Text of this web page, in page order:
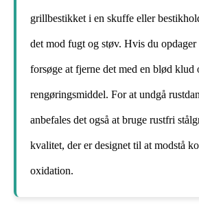
grillbestikket i en skuffe eller
det mod fugt og støv. Hvis du opdager
forsøge at fjerne det med en blød klud
rengøringsmiddel. For at undgå
anbefales det også at bruge rustfri
kvalitet, der er designet til at modstå
oxidation.